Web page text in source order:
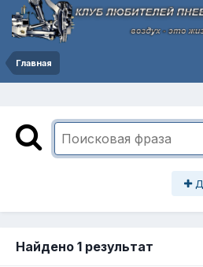
Главная
Найдено 1 результат